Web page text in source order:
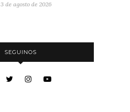
3 de agosto de 2026
SEGUINOS